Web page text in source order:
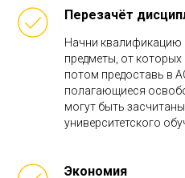
Перезачёт
Начни квалификацию
предметы, от
потом предоставь в
полагающиеся
могут быть
университетского
Экономия